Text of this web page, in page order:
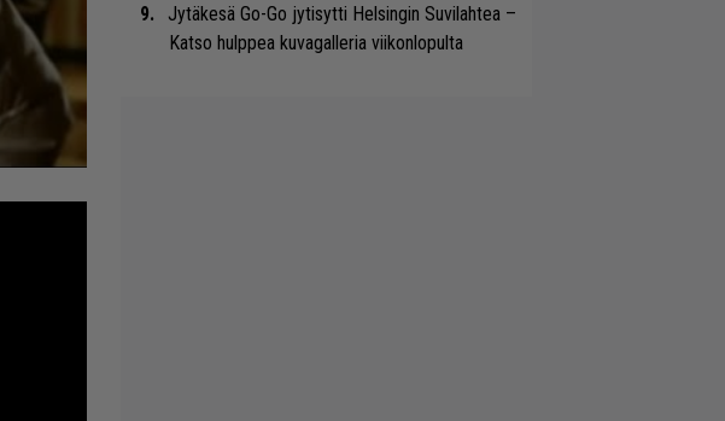
Jytäkesä Go-Go jytisytti Helsingin Suvilahtea –
Katso hulppea kuvagalleria viikonlopulta